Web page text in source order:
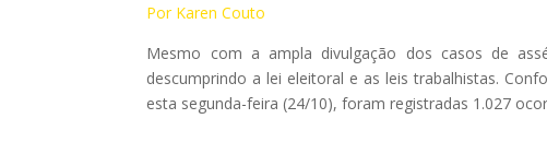
Por Karen Couto
Mesmo com a ampla divulgação dos casos de
descumprindo a lei eleitoral e as leis trabalhistas.
esta segunda-feira (24/10), foram registradas 1.027